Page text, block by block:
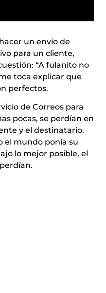
un envío de
para un cliente,
“A fulanito no
toca explicar que
perfectos.
de Correos para
pocas, se perdían en
y el destinatario.
el mundo ponía su
lo mejor posible, el